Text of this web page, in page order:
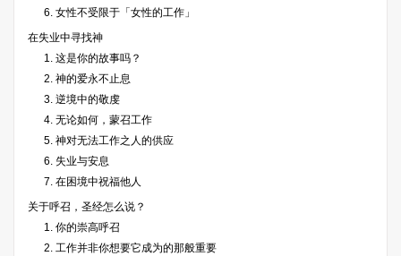
6. 女性不受限于「女性的工作」
在失业中寻找神
1. 这是你的故事吗？
2. 神的爱永不止息
3. 逆境中的敬虔
4. 无论如何，蒙召工作
5. 神对无法工作之人的供应
6. 失业与安息
7. 在困境中祝福他人
关于呼召，圣经怎么说？
1. 你的崇高呼召
2. 工作并非你想要它成为的那般重要